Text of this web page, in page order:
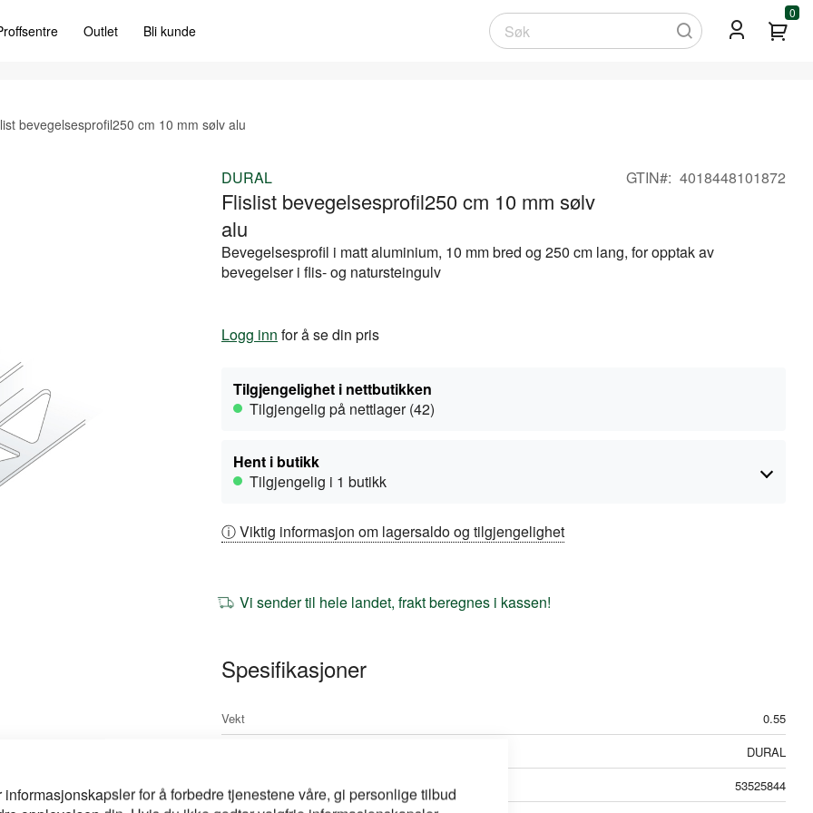
informasjonskapsler for å forbedre tjenestene våre, gi personlige tilbud
Outlet Bli kunde
Søk
0
bevegelsesprofil250 cm 10 mm sølv alu
DURAL
Flislist bevegelsesprofil250 cm 10 mm sølv
alu
GTIN 4018448101872
Bevegelsesprofil i matt aluminium, 10 mm bred og 250 cm lang, for opptak av
bevegelser i flis- og natursteingulv
Logg inn for å se din pris
Tilgjengelighet i nettbutikken
Tilgjengelig på nettlager (42)
Hent i butikk
Tilgjengelig i 1 butikk
ⓘ Viktig informasjon om lagersaldo og tilgjengelighet
Vi sender til hele landet, frakt beregnes i kassen!
Spesifikasjoner
Mer
informasjon
Vekt
0.55
DURAL
NOBBNr
53525844